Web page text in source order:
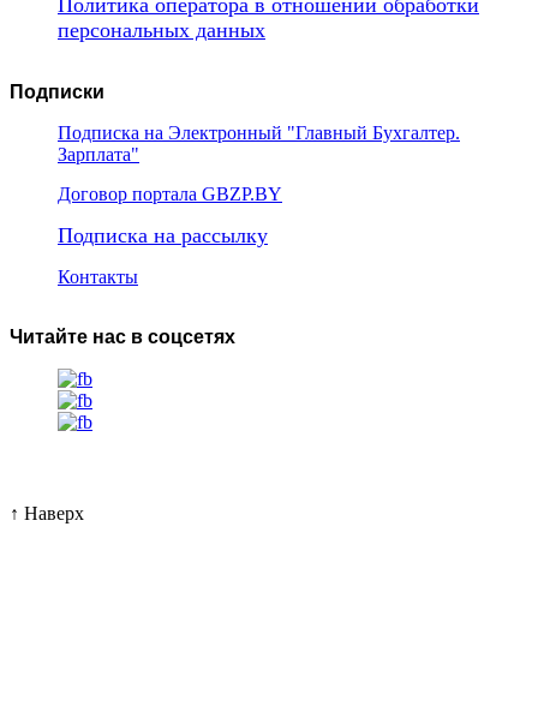
персональных данных
Подписки
Подписка на Электронный "Главный Бухгалтер.
Зарплата"
Договор портала GBZP.BY
Подписка на рассылку
Контакты
Читайте нас в соцсетях
↑ Наверх